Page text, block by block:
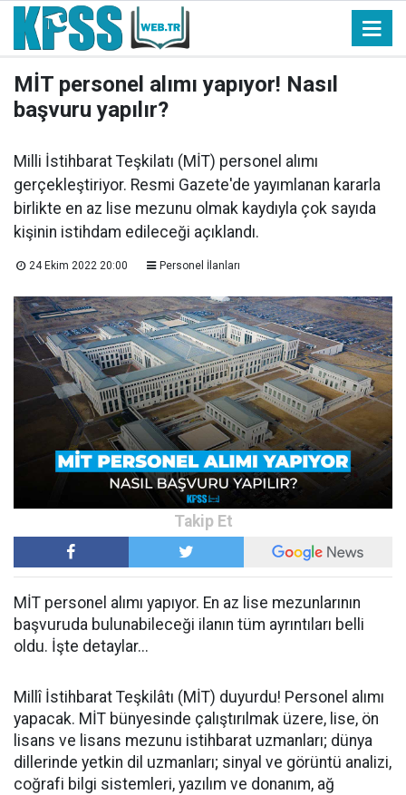
MİT personel alımı yapıyor! Nasıl
başvuru yapılır?
Milli İstihbarat Teşkilatı (MİT) personel alımı
gerçekleştiriyor. Resmi Gazete'de yayımlanan kararla
birlikte en az lise mezunu olmak kaydıyla çok sayıda
kişinin istihdam edileceği açıklandı.
24 Ekim 2022 20:00 Personel İlanları
MİT personel alımı yapıyor. En az lise mezunlarının
başvuruda bulunabileceği ilanın tüm ayrıntıları belli
oldu. İşte detaylar...
Millî İstihbarat Teşkilâtı (MİT) duyurdu! Personel alımı
yapacak. MİT bünyesinde çalıştırılmak üzere, lise, ön
lisans ve lisans mezunu istihbarat uzmanları; dünya
dillerinde yetkin dil uzmanları; sinyal ve görüntü analizi,
coğrafi bilgi sistemleri, yazılım ve donanım, ağ